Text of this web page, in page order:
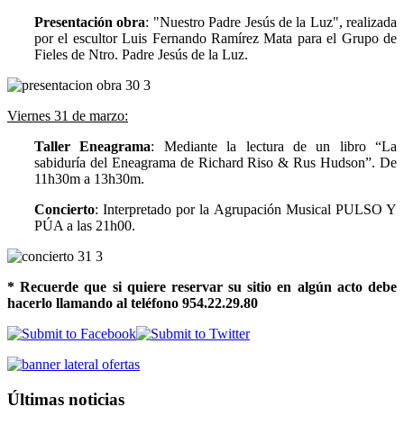
Presentación obra: "Nuestro Padre Jesús de la Luz", realizada
por el escultor Luis Fernando Ramírez Mata para el Grupo de
Fieles de Ntro. Padre Jesús de la Luz.
Viernes 31 de marzo:
Taller Eneagrama: Mediante la lectura de un libro “La
sabiduría del Eneagrama de Richard Riso & Rus Hudson”. De
11h30m a 13h30m.
Concierto: Interpretado por la Agrupación Musical PULSO Y
PÚA a las 21h00.
* Recuerde que si quiere reservar su sitio en algún acto debe
hacerlo llamando al teléfono 954.22.29.80
Últimas noticias